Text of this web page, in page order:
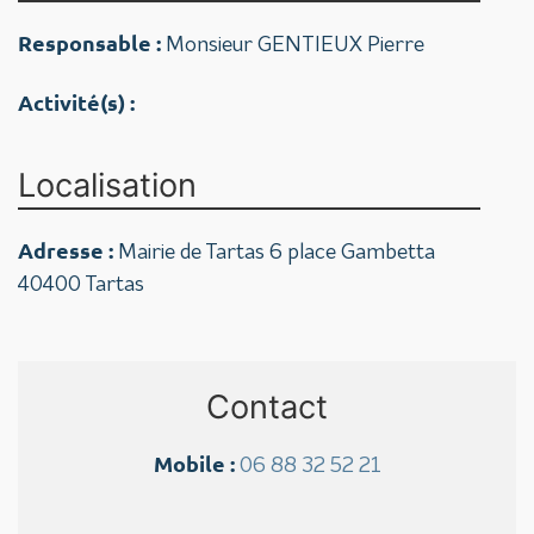
Responsable : Monsieur GENTIEUX Pierre
Activité(s) :
Localisation
Adresse : Mairie de Tartas 6 place Gambetta
40400 Tartas
Contact
Mobile : 06 88 32 52 21